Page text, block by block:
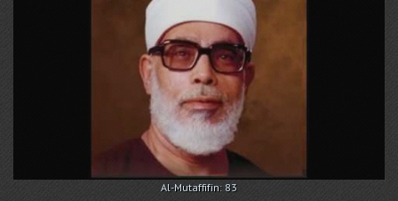
Al-Mutaffifin: 83